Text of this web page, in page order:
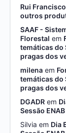
Rui
outros
SAAF -
Florestal em
temáticas do
pragas dos
milena em
temáticas do
pragas dos
DGADR em
Sessão ENAB
Silvia em Dia